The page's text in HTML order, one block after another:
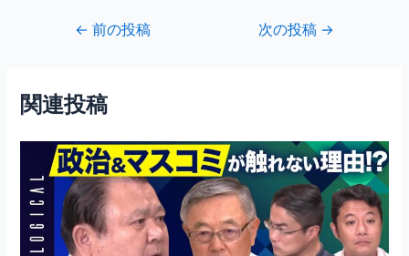
o
o
k
itt
er
ai
l
ビ
ゲ
シ
ョ
ン
← 前の投稿 次の投稿 →
関連投稿